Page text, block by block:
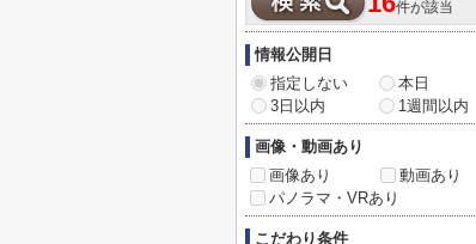
件が該当
情報公開日
指定しない
本日
3日以内
1週間以内
画像・動画あり
画像あり
動画あり
パノラマ・VRあり
こだわり条件